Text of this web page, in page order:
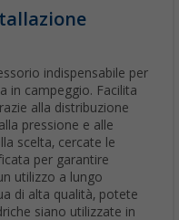
indispensabile per
in campeggio. Facilita
alla distribuzione
pressione e alle
scelta, cercate le
per garantire
utilizzo a lungo
di alta qualità, potete
siano utilizzate in